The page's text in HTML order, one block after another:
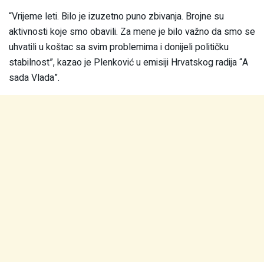
“Vrijeme leti. Bilo je izuzetno puno zbivanja. Brojne su
aktivnosti koje smo obavili. Za mene je bilo važno da smo se
uhvatili u koštac sa svim problemima i donijeli političku
stabilnost”, kazao je Plenković u emisiji Hrvatskog radija “A
sada Vlada”.